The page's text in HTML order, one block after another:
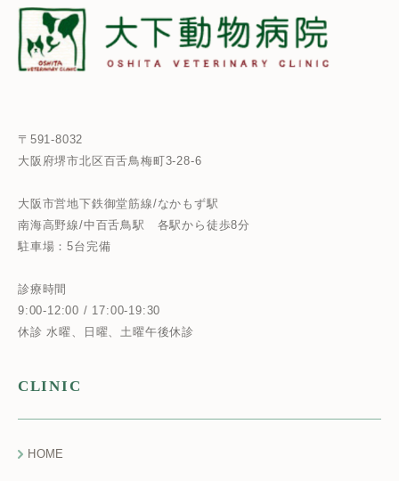
〒591-8032
大阪府堺市北区百舌鳥梅町3-28-6
大阪市営地下鉄御堂筋線/なかもず駅
南海高野線/中百舌鳥駅 各駅から徒歩8分
駐車場：5台完備
診療時間
9:00-12:00 / 17:00-19:30
休診 水曜、日曜、土曜午後休診
CLINIC
HOME